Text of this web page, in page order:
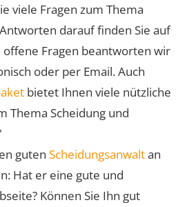
viele Fragen zum Thema
darauf finden Sie auf
offene Fragen beantworten wir
oder per Email. Auch
bietet Ihnen viele nützliche
Thema Scheidung und
guten Scheidungsanwaltan
Hat er eine gute und
Können Sie Ihn gut